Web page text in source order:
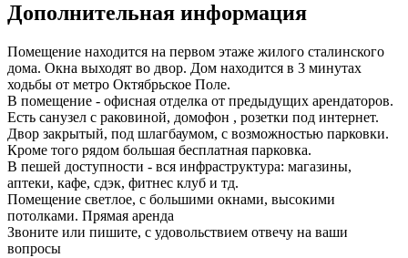
Дополнительная информация
Помещение находится на первом этаже жилого сталинского
дома. Окна выходят во двор. Дом находится в 3 минутах
ходьбы от метро Октябрьское Поле.
В помещение - офисная отделка от предыдущих арендаторов.
Есть санузел с раковиной, домофон , розетки под интернет.
Двор закрытый, под шлагбаумом, с возможностью парковки.
Кроме того рядом большая бесплатная парковка.
В пешей доступности - вся инфраструктура: магазины,
аптеки, кафе, сдэк, фитнес клуб и тд.
Помещение светлое, с большими окнами, высокими
потолками. Прямая аренда
Звоните или пишите, с удовольствием отвечу на ваши
вопросы